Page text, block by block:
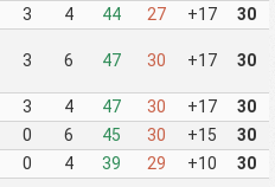
3 4 44 27 +17 30
3 6 47 30 +17 30
3 4 47 30 +17 30
0 6 45 30 +15 30
0 4 39 29 +10
30